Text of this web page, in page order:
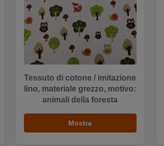
Tessuto di cotone / imitazione
lino, materiale grezzo, motivo:
animali della foresta
Mostra